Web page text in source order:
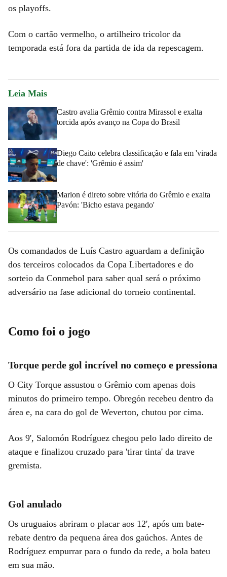
os playoffs.
Com o cartão vermelho, o artilheiro tricolor da
temporada está fora da partida de ida da repescagem.
Leia Mais
Castro avalia Grêmio contra Mirassol e exalta
torcida após avanço na Copa do Brasil
Diego Caito celebra classificação e fala em 'virada
de chave': 'Grêmio é assim'
Marlon é direto sobre vitória do Grêmio e exalta
Pavón: 'Bicho estava pegando'
Os comandados de Luís Castro aguardam a definição
dos terceiros colocados da Copa Libertadores e do
sorteio da Conmebol para saber qual será o próximo
adversário na fase adicional do torneio continental.
Como foi o jogo
Torque perde gol incrível no começo e pressiona
O City Torque assustou o Grêmio com apenas dois
minutos do primeiro tempo. Obregón recebeu dentro da
área e, na cara do gol de Weverton, chutou por cima.
Aos 9', Salomón Rodríguez chegou pelo lado direito de
ataque e finalizou cruzado para 'tirar tinta' da trave
gremista.
Gol anulado
Os uruguaios abriram o placar aos 12', após um bate-
rebate dentro da pequena área dos gaúchos. Antes de
Rodríguez empurrar para o fundo da rede, a bola bateu
em sua mão.